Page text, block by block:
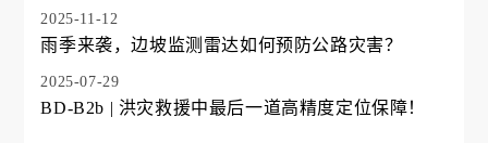
力铁塔案例分享
2025-11-12
雨季来袭，边坡监测雷达如何预防公路灾害？
2025-07-29
BD-B2b | 洪灾救援中最后一道高精度定位保障！